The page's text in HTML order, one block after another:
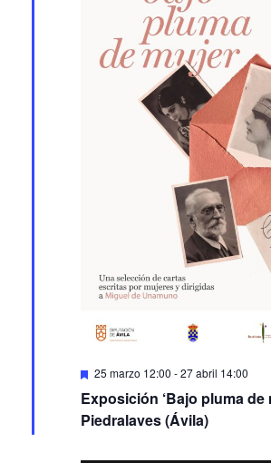
Featured
25 marzo 12:00 -27 abril 14:00
Exposición ‘Bajo pluma de
Piedralaves (Ávila)